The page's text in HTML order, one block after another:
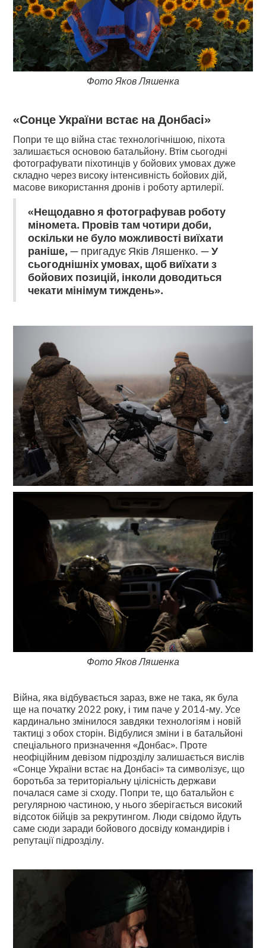
Фото Яков Ляшенка
«Сонце України встає на Донбасі»
Попри те що війна стає технологічнішою, піхота
залишається основою батальйону. Втім сьогодні
фотографувати піхотинців у бойових умовах дуже
складно через високу інтенсивність бойових дій,
масове використання дронів і роботу артилерії.
«Нещодавно я фотографував роботу
міномета. Провів там чотири доби,
оскільки не було можливості виїхати
раніше,— пригадує Яків Ляшенко. —У
сьогоднішніх умовах, щоб виїхати з
бойових позицій, інколи доводиться
чекати мінімум тиждень».
Фото Яков Ляшенка
Війна, яка відбувається зараз, вже не така, як була
ще на початку 2022 року, і тим паче у 2014-му. Усе
кардинально змінилося завдяки технологіям і новій
тактиці з обох сторін. Відбулися зміни і в батальйоні
спеціального призначення «Донбас». Проте
неофіційним девізом підрозділу залишається вислів
«Сонце України встає на Донбасі» та символізує, що
боротьба за територіальну цілісність держави
почалася саме зі сходу. Попри те, що батальйон є
регулярною частиною, у нього зберігається високий
відсоток бійців за рекрутингом. Люди свідомо йдуть
саме сюди заради бойового досвіду командирів і
репутації підрозділу.